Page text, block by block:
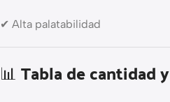
✔ Alta palatabilidad
📊 Tabla de cantidad